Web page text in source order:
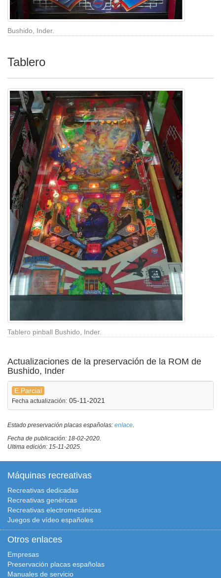
Bushido, Inder.
Tablero
Tablero pinball Bushido, Inder.
Actualizaciones de la preservación de la ROM de
Bushido, Inder
E.Parcial
Fecha actualización: 05-11-2021
Estado preservación placas españolas: enlace
Fecha de publicación: 18-02-2020.
Ultima edición: 15-11-2025.
Máquinas recreativas
Recreativas dedicadas
Recreativas genéricas
Recreativas electromecánicas
Juegos de vídeo españoles
Otros enlaces
Empresas
Preservación placas españolas
Manuales de servicio